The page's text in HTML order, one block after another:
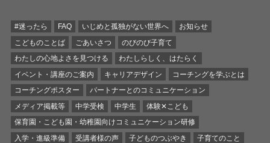
#迷ったら FAQ いじめと孤独がない世界へ
お知らせ
こどものことば
ごあいさつ
のびのび子育て
わたしの心地よさを見つける
わたしらしく、はたらく
イベント・講座のご案内
キャリアデザイン
コーチングを学ぶとは
コーチングポスター
パートナーとのコミュニケーション
メディア掲載等
中学受検 中学生
体験✕こども
保育園・こども園・幼稚園向けコミュニケーション研修
入学・進級準備
受講者様の声 子どものつぶやき
子育てのこと